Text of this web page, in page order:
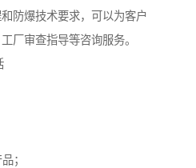
防爆技术要求，可以为客户
厂审查指导等咨询服务。
；